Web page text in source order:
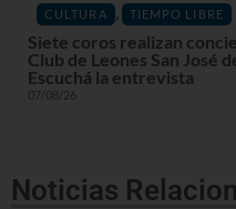
CULTURA , TIEMPO LIBRE
Siete coros realizan
Club de Leones San José
Escuchá la entrevista
07/08/26
Noticias